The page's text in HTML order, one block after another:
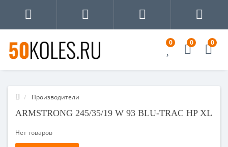
0 0 0
Производители
ARMSTRONG 245/35/19 W 93 BLU-TRAC HP XL
Нет товаров